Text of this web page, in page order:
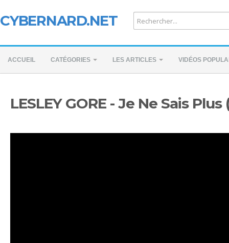
CYBERNARD.NET
ACCUEIL CATÉGORIES LES ARTICLES VIDÉOS
LESLEY GORE - Je Ne Sais Plus